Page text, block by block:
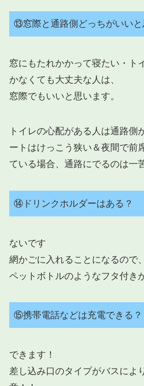
⑬窓際と通路側どっちがいいと
窓にもたれかかって寝たい・ト
かなくても大丈夫な人は、
窓際でもいいと思います。
トイレの心配がある人は通路側
ートはけっこう狭い＆夜間で前
ている場合、通路にでるのは一
⑭ドリンクホルダーはある？
ないです
網かごに入れることになるので、
ペットボトルのようなフタ付き
⑮携帯電話などは充電できる？
できます！
差し込み口のタイプがバスによ